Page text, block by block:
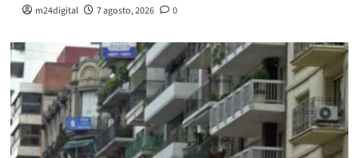
m24digital 7 agosto, 2026 0